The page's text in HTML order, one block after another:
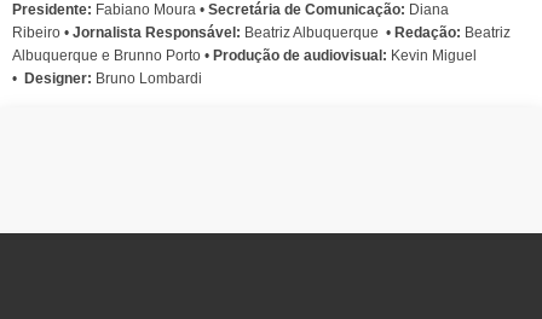
Presidente: Fabiano Moura • Secretária de Comunicação: Diana
Ribeiro • Jornalista Responsável: Beatriz Albuquerque • Redação: Beatriz
Albuquerque e Brunno Porto • Produção de audiovisual: Kevin Miguel
• Designer: Bruno Lombardi